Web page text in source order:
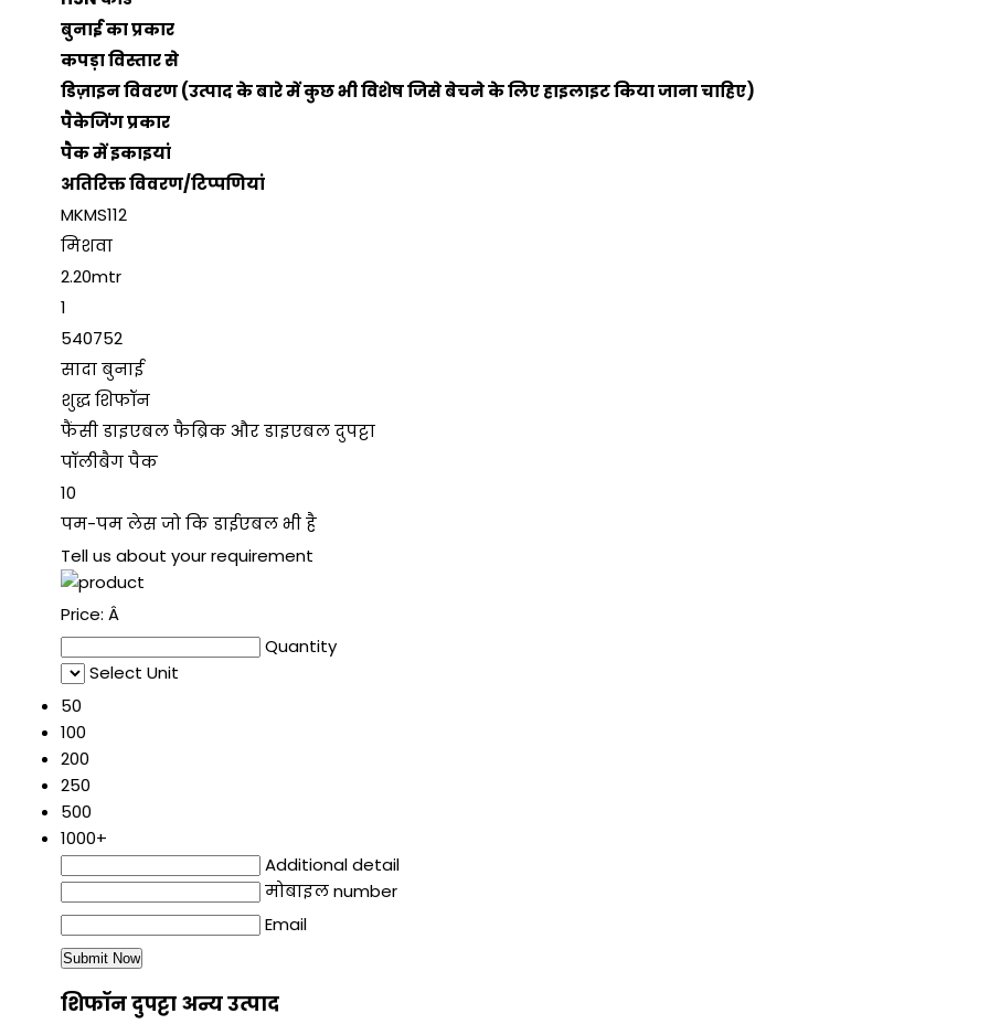
बुनाई का प्रकार
कपड़ा विस्तार से
डिज़ाइन विवरण (उत्पाद के बारे में कुछ भी विशेष जिसे बेचने के लिए हाइलाइट किया जाना चाहिए)
पैकेजिंग प्रकार
पैक में इकाइयां
अतिरिक्त विवरण/टिप्पणियां
MKMS112
मिशवा
2.20mtr
1
540752
सादा बुनाई
शुद्ध शिफॉन
फैंसी डाइएबल फैब्रिक और डाइएबल दुपट्टा
पॉलीबैग पैक
10
पम-पम लेस जो कि डाईएबल भी है
Tell us about your requirement
Price: Â
Quantity
Select Unit
50
100
200
250
500
1000+
Additional detail
मोबाइल number
Email
शिफॉन दुपट्टा अन्य उत्पाद